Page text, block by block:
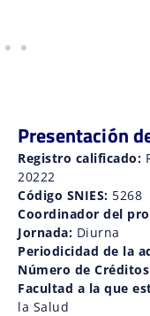
Presentación
Registro calificado:
20222
Código SNIES: 5268
Coordinador del
Jornada: Diurna
Periodicidad de la
Número de
Facultad a la que
la Salud